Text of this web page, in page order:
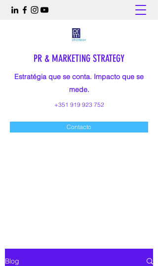
PR & MARKETING STRATEGY
Estratégia que se conta. Impacto que se
mede.
+351 919 923 752
Contacto
Blog